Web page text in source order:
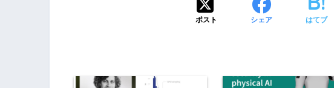
ポスト シェア はてブ